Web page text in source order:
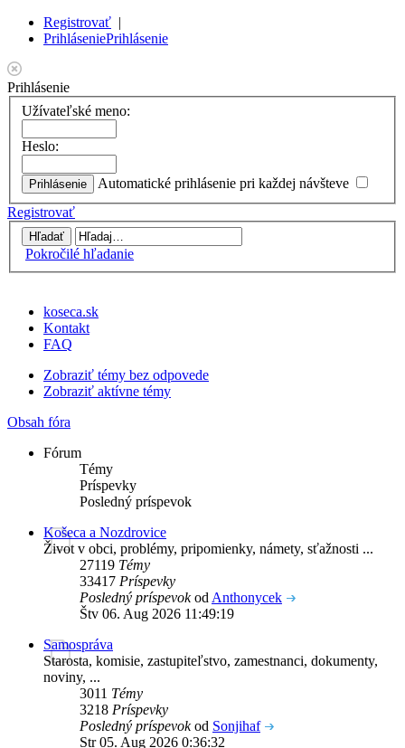
Registrovať |
PrihláseniePrihlásenie
Prihlásenie
Užívateľské meno:
Heslo:
Automatické prihlásenie pri každej návšteve
Registrovať
Pokročilé hľadanie
koseca.sk
Kontakt
FAQ
Zobraziť témy bez odpovede
Zobraziť aktívne témy
Obsah fóra
Fórum
Témy
Príspevky
Posledný príspevok
Košeca a Nozdrovice
Život v obci, problémy, pripomienky, námety, sťažnosti ...
27119 Témy
33417 Príspevky
Posledný príspevokod Anthonycek
Štv 06. Aug 2026 11:49:19
Samospráva
Starosta, komisie, zastupiteľstvo, zamestnanci, dokumenty,
noviny, ...
3011 Témy
3218 Príspevky
Posledný príspevokod Sonjihaf
Str 05. Aug 2026 0:36:32